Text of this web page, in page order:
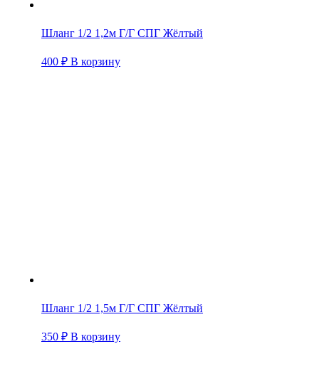
Шланг 1/2 1,2м Г/Г СПГ Жёлтый
400 ₽ В корзину
Шланг 1/2 1,5м Г/Г СПГ Жёлтый
350 ₽ В корзину